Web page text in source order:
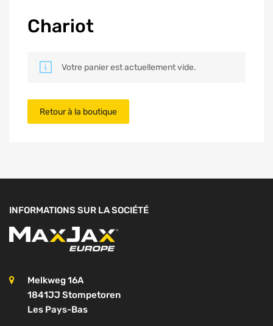
Chariot
Votre panier est actuellement vide.
Retour à la boutique
INFORMATIONS SUR LA SOCIÉTÉ
Melkweg 16A
1841JJ Stompetoren
Les Pays-Bas